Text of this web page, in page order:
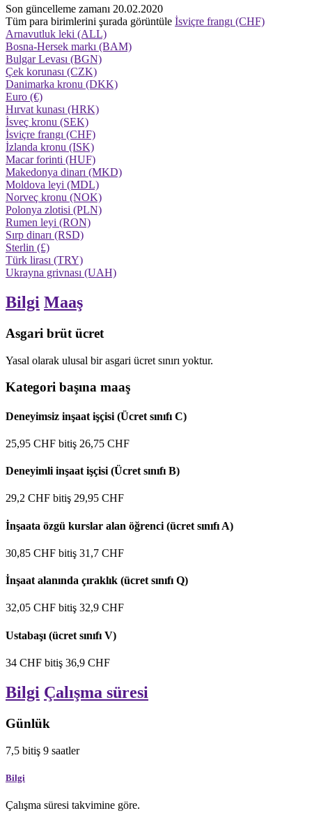
Son güncelleme zamanı 20.02.2020
Tüm para birimlerini şurada görüntüle İsviçre frangı (CHF)
Arnavutluk leki (ALL)
Bosna-Hersek markı (BAM)
Bulgar Levası (BGN)
Çek korunası (CZK)
Danimarka kronu (DKK)
Euro (€)
Hırvat kunası (HRK)
İsveç kronu (SEK)
İsviçre frangı (CHF)
İzlanda kronu (ISK)
Macar forinti (HUF)
Makedonya dinarı (MKD)
Moldova leyi (MDL)
Norveç kronu (NOK)
Polonya zlotisi (PLN)
Rumen leyi (RON)
Sırp dinarı (RSD)
Sterlin (£)
Türk lirası (TRY)
Ukrayna grivnası (UAH)
Bilgi Maaş
Asgari brüt ücret
Yasal olarak ulusal bir asgari ücret sınırı yoktur.
Kategori başına maaş
Deneyimsiz inşaat işçisi (Ücret sınıfı C)
25,95 CHF bitiş 26,75 CHF
Deneyimli inşaat işçisi (Ücret sınıfı B)
29,2 CHF bitiş 29,95 CHF
İnşaata özgü kurslar alan öğrenci (ücret sınıfı A)
30,85 CHF bitiş 31,7 CHF
İnşaat alanında çıraklık (ücret sınıfı Q)
32,05 CHF bitiş 32,9 CHF
Ustabaşı (ücret sınıfı V)
34 CHF bitiş 36,9 CHF
Bilgi Çalışma süresi
Günlük
7,5 bitiş 9 saatler
Bilgi
Çalışma süresi takvimine göre.